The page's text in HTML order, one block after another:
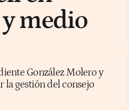
medio
González Molero y
la gestión del consejo